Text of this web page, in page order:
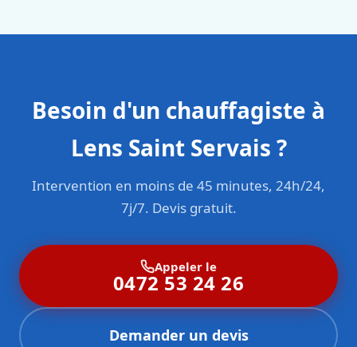
Besoin d'un chauffagiste à
Lens Saint Servais ?
Intervention en moins de 45 minutes, 24h/24,
7j/7. Devis gratuit.
Appeler le
0472 53 24 26
Demander un devis